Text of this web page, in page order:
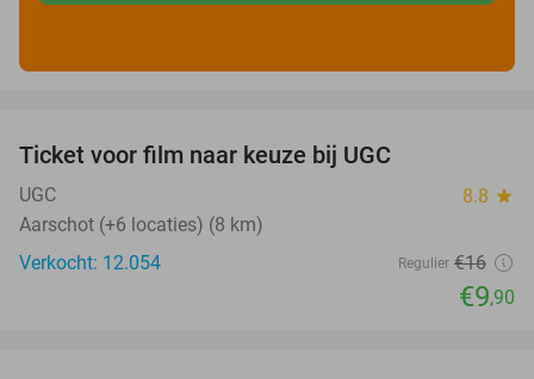
Ticket voor film naar keuze bij UGC
UGC 8.8 star
Aarschot (+6 locaties) (8 km)
Verkocht: 12.054
Regulier €16
€9,90